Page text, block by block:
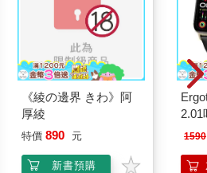
《綾の邊界 きわ》阿
厚綾
特價 890 元
新書預購
2.01
1590